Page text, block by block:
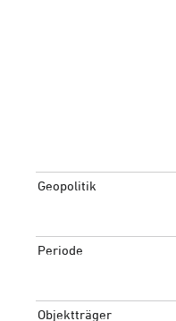
Geopolitik
Periode
Objektträger